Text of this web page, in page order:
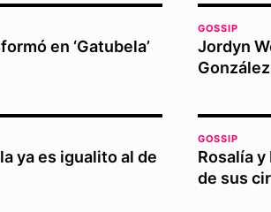
en ‘Gatubela’
GOSSIP
Jordyn
González
ya es igualito al de
GOSSIP
Rosalía
de sus